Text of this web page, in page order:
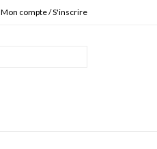
Mon compte / S'inscrire